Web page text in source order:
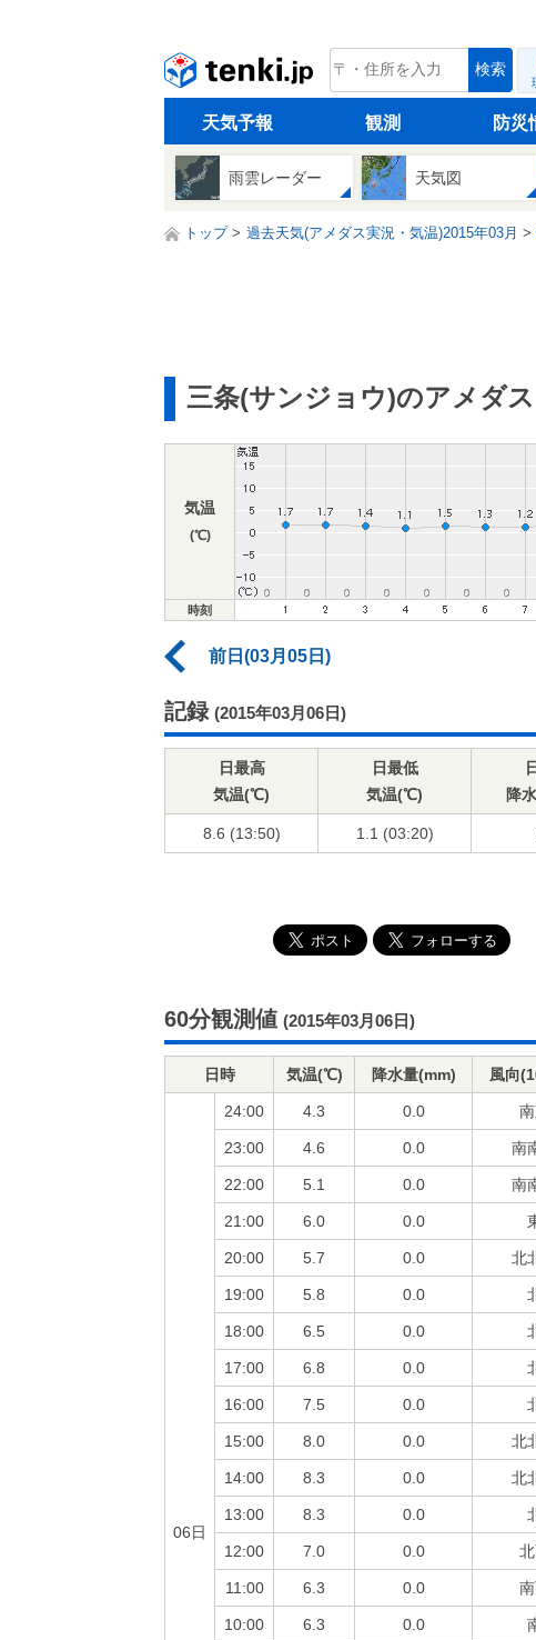
tenki.jp 検索
天気予報 観測 防災
雨雲レーダー 天気図
トップ 過去天気(アメダス実況・気温)2015年03月
三条(サンジョウ)のアメダス
気温
(℃)
時刻
前日(03月05日)
記録 (2015年03月06日)
日最高
気温(℃)
日最低
気温(℃)
降
8.6 (13:50) 1.1 (03:20)
60分観測値 (2015年03月06日)
日時 気温(℃) 降水量(mm) 風向
06日
24:00 4.3 0.0
23:00 4.6 0.0 南
22:00 5.1 0.0 南
21:00 6.0 0.0
20:00 5.7 0.0 北
19:00 5.8 0.0
18:00 6.5 0.0
17:00 6.8 0.0
16:00 7.5 0.0
15:00 8.0 0.0 北
14:00 8.3 0.0 北
13:00 8.3 0.0
12:00 7.0 0.0
11:00 6.3 0.0
10:00 6.3 0.0